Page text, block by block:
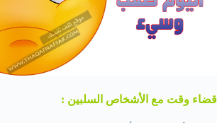
قضاء وقت مع الأشخاص السلبين :